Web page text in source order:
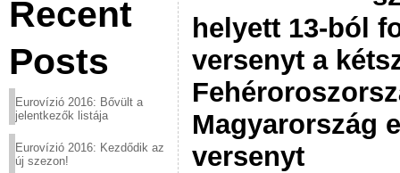
Recent
Posts
Eurovízió 2016: Bővült a
jelentkezők listája
Eurovízió 2016: Kezdődik az
új szezon!
helyett 13-ból
versenyt a
Magyarország
versenyt